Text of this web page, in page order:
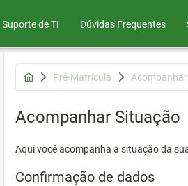
Suporte de TI Dúvidas Frequentes
Pré-Matrícula
Acompanhar Situação
Aqui você acompanha a situação da
Confirmação de dados